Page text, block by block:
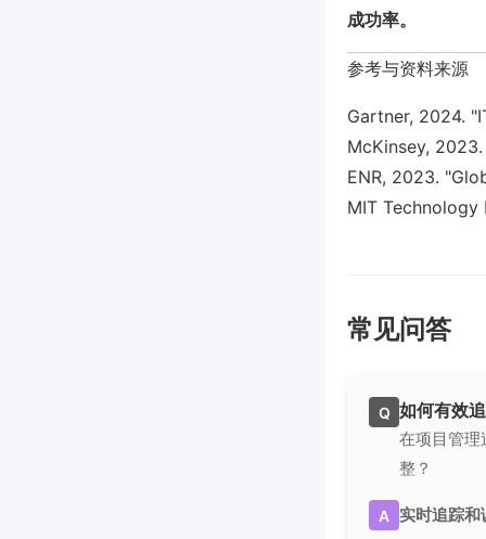
成功率。
参考与资料来源
Gartner, 2024.
McKinsey,
ENR, 2023.
MIT
常见问答
Q 如何有效
在项目管理
整？
A 实时追踪和